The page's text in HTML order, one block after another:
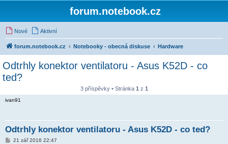
forum.notebook.cz
Nové Aktivní
forum.notebook.cz Notebooky - obecná diskuse Hardware
Odtrhly konektor ventilatoru - Asus K52D - co
ted?
3 příspěvky • Stránka 1 z 1
ivan91
Odtrhly konektor ventilatoru - Asus K52D - co ted?
P21 zář 2016 22:47